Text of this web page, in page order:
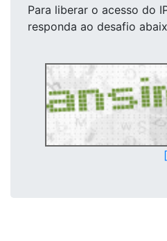
Para liberar o acesso do
responda ao desafio